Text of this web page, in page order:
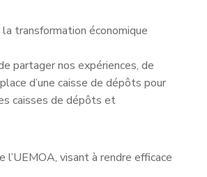
transformation économique
partager nos expériences, de
d’une caisse de dépôts pour
caisses de dépôts et
l’UEMOA, visant à rendre efficace